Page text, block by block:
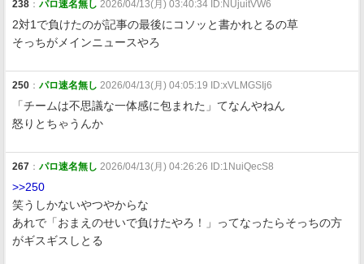
238 ： パロ速名無し 2026/04/13(月) 03:40:34 ID:NUjuitVW6
2対1で負けたのが記事の最後にコソッと書かれとるの草
そっちがメインニュースやろ
250 ： パロ速名無し 2026/04/13(月) 04:05:19 ID:xVLMGSIj6
「チームは不思議な一体感に包まれた」てなんやねん
怒りとちゃうんか
267 ： パロ速名無し 2026/04/13(月) 04:26:26 ID:1NuiQecS8
>>250
笑うしかないやつやからな
あれで「おまえのせいで負けたやろ！」ってなったらそっちの方
がギスギスしとる